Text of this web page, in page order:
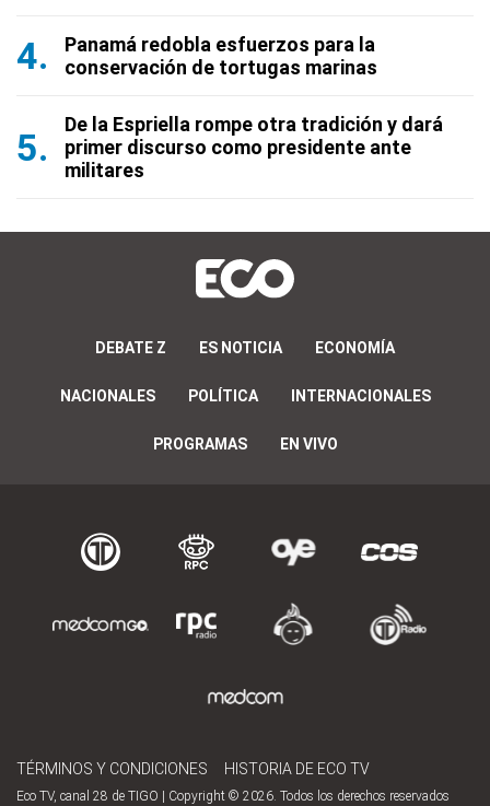
Panamá redobla esfuerzos para la
conservación de tortugas marinas
De la Espriella rompe otra tradición y dará
primer discurso como presidente ante
militares
DEBATE Z ES NOTICIA ECONOMÍA
NACIONALES POLÍTICA INTERNACIONALES
PROGRAMAS EN VIVO
TÉRMINOS Y CONDICIONES HISTORIA DE ECO TV
Eco TV, canal 28 de TIGO | Copyright © 2026. Todos los derechos reservados